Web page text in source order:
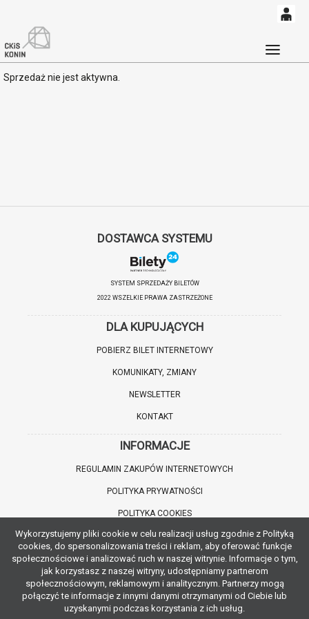
0,00
PLN
Sprzedaż nie jest aktywna.
DOSTAWCA SYSTEMU
SYSTEM SPRZEDAŻY BILETÓW
2022 WSZELKIE PRAWA ZASTRZEŻONE
DLA KUPUJĄCYCH
POBIERZ BILET INTERNETOWY
KOMUNIKATY, ZMIANY
NEWSLETTER
KONTAKT
INFORMACJE
REGULAMIN ZAKUPÓW INTERNETOWYCH
POLITYKA PRYWATNOŚCI
POLITYKA COOKIES
WARTO WIEDZIEĆ
INFORMACJE O ZNIŻKACH
JAK DOJECHAĆ
Wykorzystujemy pliki cookie w celu realizacji usług zgodnie z Polityką
cookies, do spersonalizowania treści i reklam, aby oferować funkcje
społecznościowe i analizować ruch w naszej witrynie. Informacje o tym,
jak korzystasz z naszej witryny, udostępniamy partnerom
społecznościowym, reklamowym i analitycznym. Partnerzy mogą
połączyć te informacje z innymi danymi otrzymanymi od Ciebie lub
uzyskanymi podczas korzystania z ich usług.